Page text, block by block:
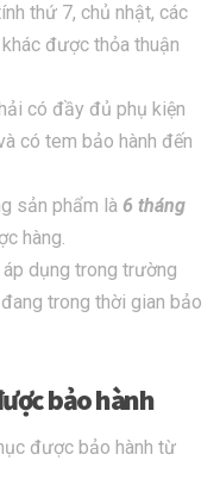
thứ 7, chủ nhật, các
được thỏa thuận
có đầy đủ phụ kiện
có tem bảo hành đến
sản phẩm là 6 tháng
hàng.
dụng trong trường
trong thời gian bảo
bảo hành
được bảo hành từ